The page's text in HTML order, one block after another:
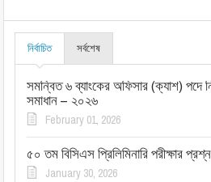
নির্বাচিত সর্বশেষ
সমন্বিত ৬ ব্যাংকের অফিসার (ক্যাশ) পদে
সমাধান – ২০২৬
February 01, 2026
৫০ তম বিসিএস প্রিলিমিনারি পরীক্ষার
January 30, 2026